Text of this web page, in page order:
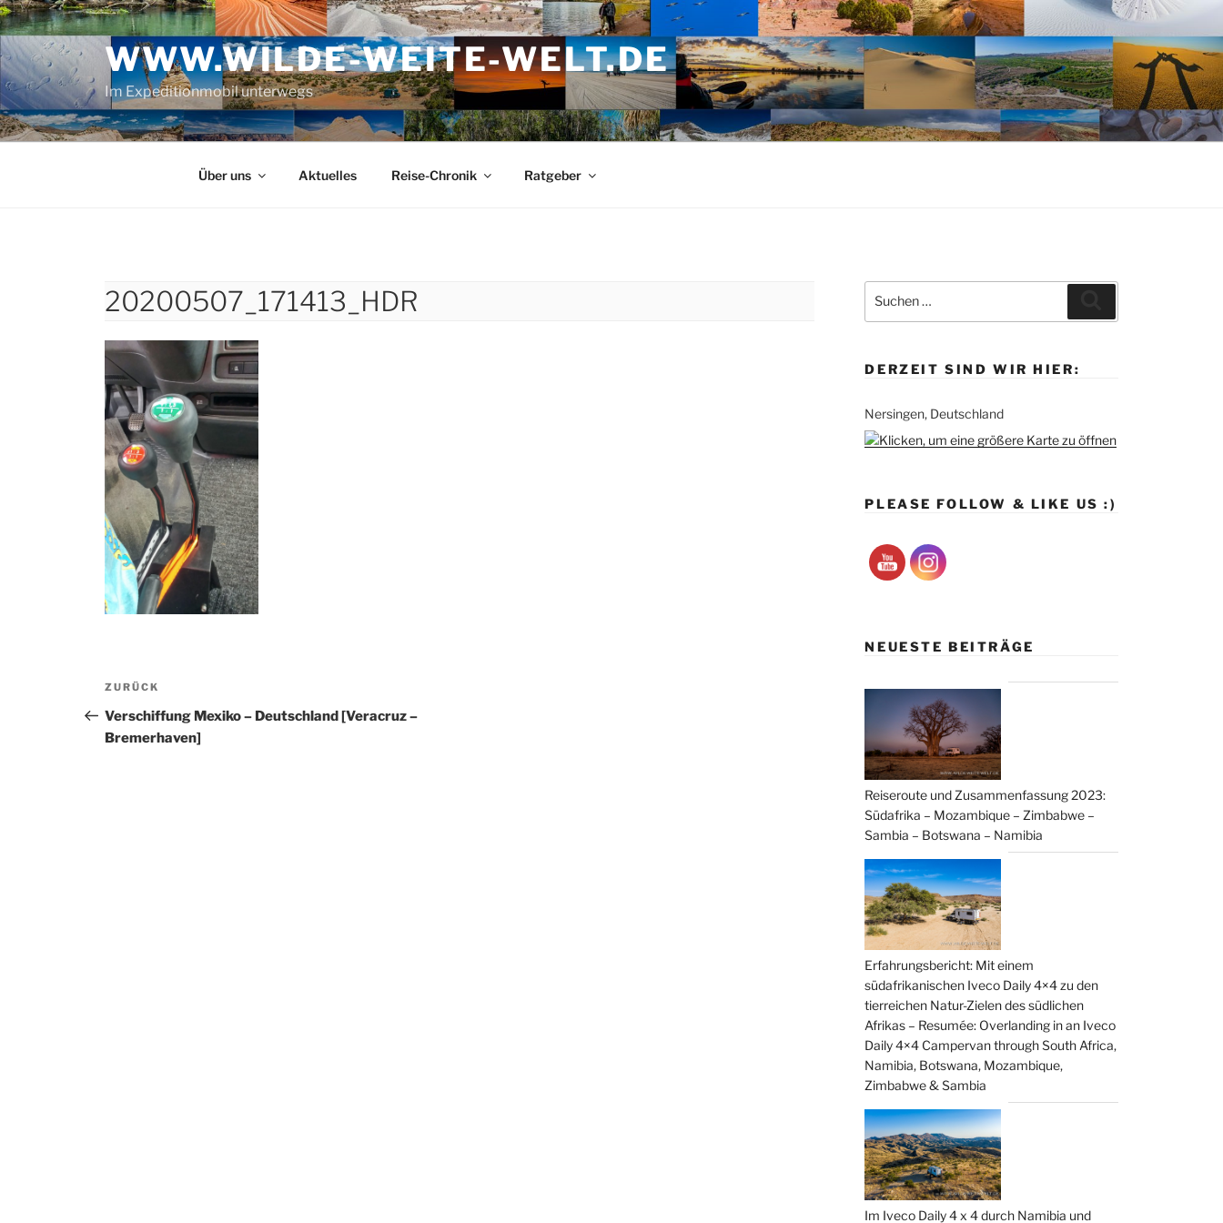
Zum
Inhalt
springen
WWW.WILDE-WEITE-WELT.DE
Im Expeditionmobil unterwegs
Über uns Aktuelles Reise-Chronik Ratgeber
20200507_171413_HDR
Beitragsnavigation
Vorheriger
Beitrag
ZURÜCK
Verschiffung Mexiko – Deutschland [Veracruz –
Bremerhaven]
nach:
DERZEIT SIND WIR HIER:
Nersingen, Deutschland
PLEASE FOLLOW & LIKE US :)
NEUESTE BEITRÄGE
Reiseroute und Zusammenfassung 2023:
Südafrika – Mozambique – Zimbabwe –
Sambia – Botswana – Namibia
Erfahrungsbericht: Mit einem
südafrikanischen Iveco Daily 4×4 zu den
tierreichen Natur-Zielen des südlichen
Afrikas – Resumée: Overlanding in an Iveco
Daily 4×4 Campervan through South Africa,
Namibia, Botswana, Mozambique,
Zimbabwe & Sambia
Im Iveco Daily 4 x 4 durch Namibia und